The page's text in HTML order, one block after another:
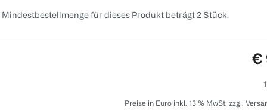
Mindestbestellmenge für dieses Produkt beträgt 2 Stück.
€
Preise in Euro inkl. 13 % MwSt. zzgl.